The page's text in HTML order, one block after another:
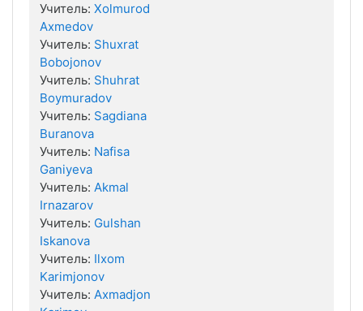
Учитель: Xolmurod
Axmedov
Учитель: Shuxrat
Bobojonov
Учитель: Shuhrat
Boymuradov
Учитель: Sagdiana
Buranova
Учитель: Nafisa
Ganiyeva
Учитель: Akmal
Irnazarov
Учитель: Gulshan
Iskanova
Учитель: Ilxom
Karimjonov
Учитель: Axmadjon